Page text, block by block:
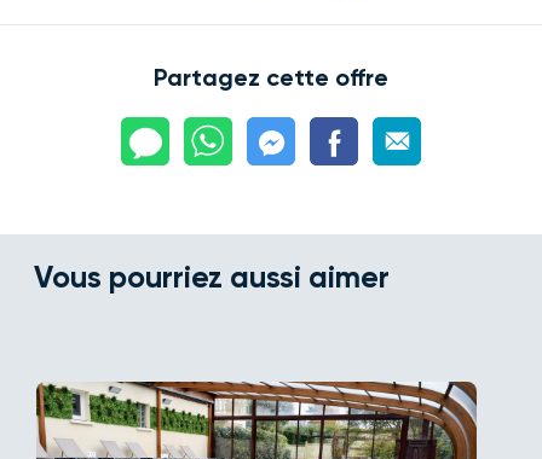
Partagez cette offre
Vous pourriez aussi aimer